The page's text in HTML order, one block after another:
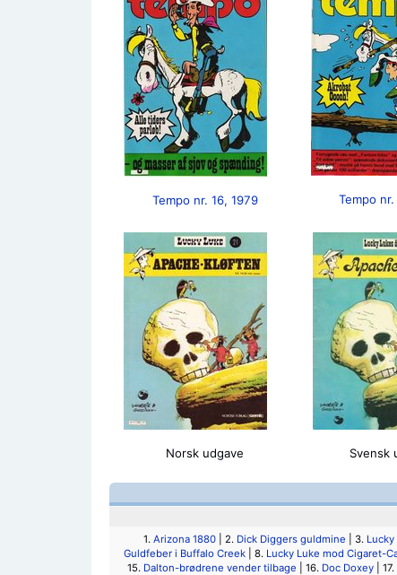
Tempo nr. 16, 1979 Tempo
Norsk udgave Svensk
1. Arizona 1880| 2. Dick Diggers guldmine | 3.
Guldfeber i Buffalo Creek| 8. Lucky Luke mod Cigaret-
15. Dalton-brødrene vender tilbage | 16. Doc Doxey| 17.